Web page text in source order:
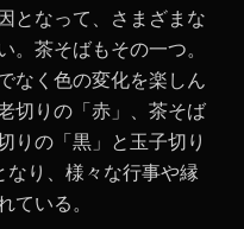
となって、さまざまな
。茶そばもその一つ。
なく色の変化を楽しん
切りの「赤」、茶そば
りの「黒」と玉子切り
り、様々な行事や縁
ている。